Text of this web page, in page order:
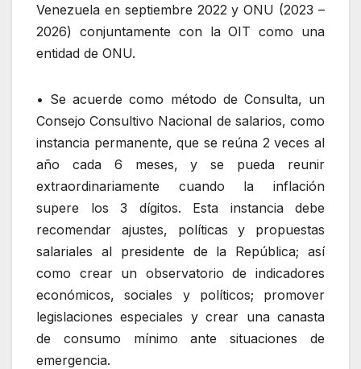
Venezuela en septiembre 2022 y ONU (2023 –
2026) conjuntamente con la OIT como una
entidad de ONU.
• Se acuerde como método de Consulta, un
Consejo Consultivo Nacional de salarios, como
instancia permanente, que se reúna 2 veces al
año cada 6 meses, y se pueda reunir
extraordinariamente cuando la inflación
supere los 3 dígitos. Esta instancia debe
recomendar ajustes, políticas y propuestas
salariales al presidente de la República; así
como crear un observatorio de indicadores
económicos, sociales y políticos; promover
legislaciones especiales y crear una canasta
de consumo mínimo ante situaciones de
emergencia.